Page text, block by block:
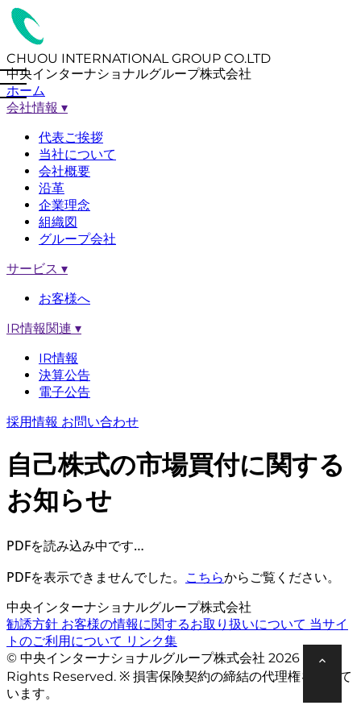
CHUOU INTERNATIONAL GROUP CO.LTD
中央インターナショナルグループ株式会社
ホーム
会社情報 ▾
代表ご挨拶
当社について
会社概要
沿革
企業理念
組織図
グループ会社
サービス ▾
お客様へ
IR情報関連 ▾
IR情報
決算公告
電子公告
採用情報 お問い合わせ
自己株式の市場買付に関する
お知らせ
PDFを読み込み中です…
PDFを表示できませんでした。 こちらからご覧ください。
中央インターナショナルグループ株式会社
勧誘方針 お客様の情報に関するお取り扱いについて 当サイ
トのご利用について リンク集
© 中央インターナショナルグループ株式会社 2026 All
Rights Reserved. ※ 損害保険契約の締結の代理権を有して
います。